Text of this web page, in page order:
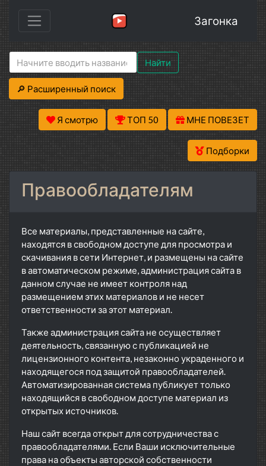
Загонка
Найти
🔎 Расширенный поиск
Я смотрю ТОП 50 МНЕ ПОВЕЗЕТ
Подборки
Правообладателям
Все материалы, представленные на сайте,
находятся в свободном доступе для просмотра и
скачивания в сети Интернет, и размещены на сайте
в автоматическом режиме, администрация сайта в
данном случае не имеет контроля над
размещением этих материалов и не несет
ответственности за этот материал.
Также администрация сайта не осуществляет
деятельность, связанную с публикацией не
лицензионного контента, незаконно украденного и
находящегося под защитой правообладателей.
Автоматизированная система публикует только
находящийся в свободном доступе материал из
открытых источников.
Наш сайт всегда открыт для сотрудничества с
правообладателями. Если Ваши исключительные
права на объекты авторской собственности